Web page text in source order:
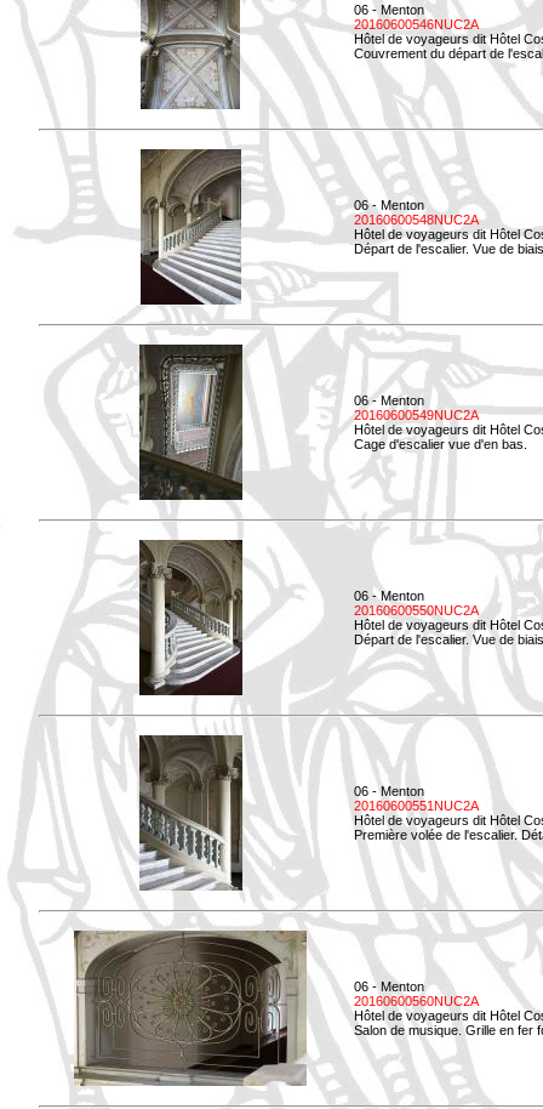
06 - Menton
20160600546NUC2A
Hôtel de voyageurs dit Hôtel
Couvrement du départ de
06 - Menton
20160600548NUC2A
Hôtel de voyageurs dit Hôtel
Départ de l'escalier. Vue de
06 - Menton
20160600549NUC2A
Hôtel de voyageurs dit Hôtel
Cage d'escalier vue d'en bas.
06 - Menton
20160600550NUC2A
Hôtel de voyageurs dit Hôtel
Départ de l'escalier. Vue de
06 - Menton
20160600551NUC2A
Hôtel de voyageurs dit Hôtel
Première volée de l'escalier.
06 - Menton
20160600560NUC2A
Hôtel de voyageurs dit Hôtel
Salon de musique. Grille en fer